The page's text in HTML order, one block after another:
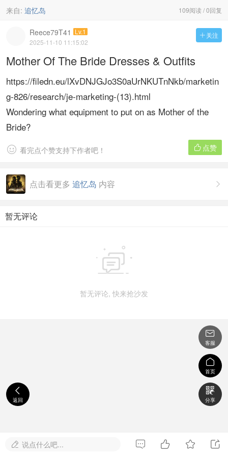
109阅读 / 0回复
来自: 追忆岛
 关注
Reece79T41
Lv.1
2025-11-10 11:15:02
Mother Of The Bride Dresses & Outfits
https://filedn.eu/lXvDNJGJo3S0aUrNKUTnNkb/marketin
g-826/research/je-marketing-(13).html
Wondering what equipment to put on as Mother of the
Bride?
 点赞
 看完点个赞支持下作者吧！

点击看更多 追忆岛 内容
暂无评论

暂无评论, 快来抢沙发

返回

客服

首页

分享
 说点什么吧...    